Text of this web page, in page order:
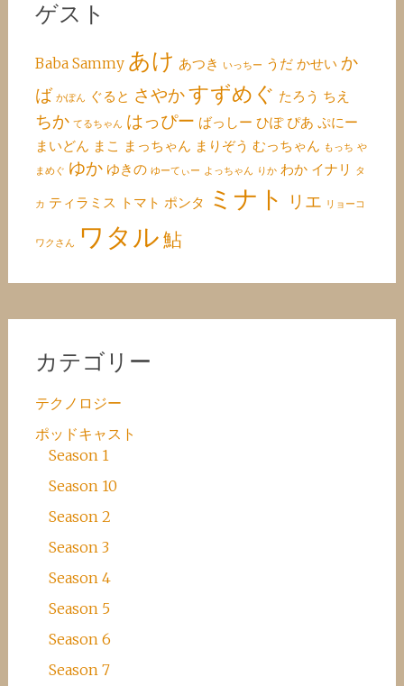
ゲスト
Baba Sammy あけ あつき いっちー うだ かせい か
ば かぽん ぐると さやかすずめぐ たろう ちえ
ちか てるちゃん はっぴー ばっしー ひぽ ぴあ ぷにー
まいどん まこ まっちゃん まりぞう むっちゃん もっち や
まめぐ ゆか ゆきの ゆーてぃー よっちゃん りか わか イナリ タ
カ ティラミス トマト ポンタ ミナト リエ リョーコ
ワクさん ワタル鮎
カテゴリー
テクノロジー
ポッドキャスト
Season 1
Season 10
Season 2
Season 3
Season 4
Season 5
Season 6
Season 7